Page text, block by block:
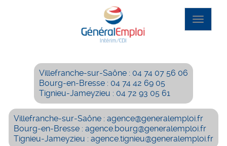
Villefranche-sur-Saône : 04 74 07 56 06
Bourg-en-Bresse : 04 74 42 69 05
Tignieu-Jameyzieu : 04 72 93 05 61
Villefranche-sur-Saône : agence@generalemploi.fr
Bourg-en-Bresse : agence.bourg@generalemploi.fr
Tignieu-Jameyzieu : agence.tignieu@generalemploi.fr
Toggle